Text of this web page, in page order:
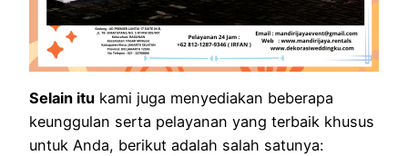
Selain itu kami juga menyediakan beberapa
keunggulan serta pelayanan yang terbaik khusus
untuk Anda, berikut adalah salah satunya: